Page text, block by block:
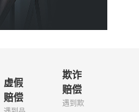
虚假
赔偿
欺诈
赔偿
遇到欺